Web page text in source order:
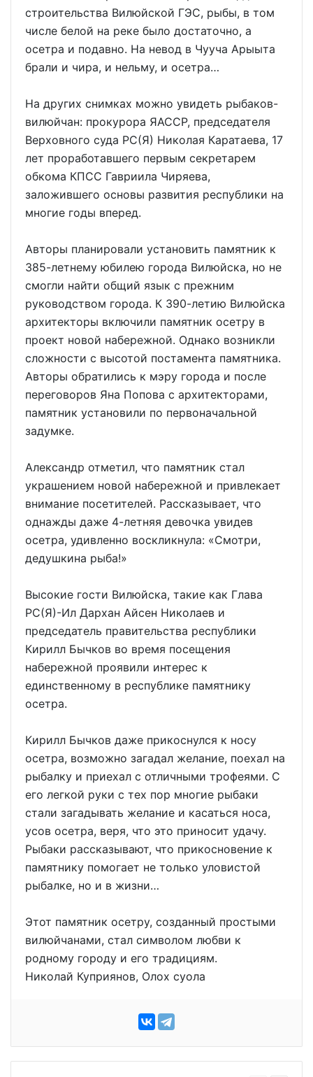
строительства Вилюйской ГЭС, рыбы, в том
числе белой на реке было достаточно, а
осетра и подавно. На невод в Чууча Арыыта
брали и чира, и нельму, и осетра…
На других снимках можно увидеть рыбаков-
вилюйчан: прокурора ЯАССР, председателя
Верховного суда РС(Я) Николая Каратаева, 17
лет проработавшего первым секретарем
обкома КПСС Гавриила Чиряева,
заложившего основы развития республики на
многие годы вперед.
Авторы планировали установить памятник к
385-летнему юбилею города Вилюйска, но не
смогли найти общий язык с прежним
руководством города. К 390-летию Вилюйска
архитекторы включили памятник осетру в
проект новой набережной. Однако возникли
сложности с высотой постамента памятника.
Авторы обратились к мэру города и после
переговоров Яна Попова с архитекторами,
памятник установили по первоначальной
задумке.
Александр отметил, что памятник стал
украшением новой набережной и привлекает
внимание посетителей. Рассказывает, что
однажды даже 4-летняя девочка увидев
осетра, удивленно воскликнула: «Смотри,
дедушкина рыба!»
Высокие гости Вилюйска, такие как Глава
РС(Я)-Ил Дархан Айсен Николаев и
председатель правительства республики
Кирилл Бычков во время посещения
набережной проявили интерес к
единственному в республике памятнику
осетра.
Кирилл Бычков даже прикоснулся к носу
осетра, возможно загадал желание, поехал на
рыбалку и приехал с отличными трофеями. С
его легкой руки с тех пор многие рыбаки
стали загадывать желание и касаться носа,
усов осетра, веря, что это приносит удачу.
Рыбаки рассказывают, что прикосновение к
памятнику помогает не только уловистой
рыбалке, но и в жизни…
Этот памятник осетру, созданный простыми
вилюйчанами, стал символом любви к
родному городу и его традициям.
Николай Куприянов, Олох суола